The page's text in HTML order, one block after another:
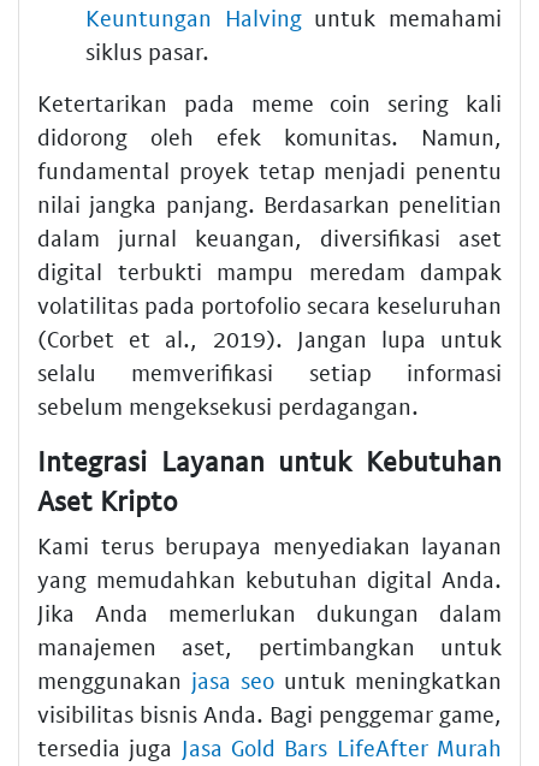
Keuntungan Halvinguntuk memahami
siklus pasar.
Ketertarikan pada meme coin sering kali
didorong oleh efek komunitas. Namun,
fundamental proyek tetap menjadi penentu
nilai jangka panjang. Berdasarkan penelitian
dalam jurnal keuangan, diversifikasi aset
digital terbukti mampu meredam dampak
volatilitas pada portofolio secara keseluruhan
(Corbet et al., 2019). Jangan lupa untuk
selalu memverifikasi setiap informasi
sebelum mengeksekusi perdagangan.
Integrasi Layanan untuk Kebutuhan
Aset Kripto
Kami terus berupaya menyediakan layanan
yang memudahkan kebutuhan digital Anda.
Jika Anda memerlukan dukungan dalam
manajemen aset, pertimbangkan untuk
menggunakan jasa seo untuk meningkatkan
visibilitas bisnis Anda. Bagi penggemar game,
tersedia juga Jasa Gold Bars LifeAfter Murah